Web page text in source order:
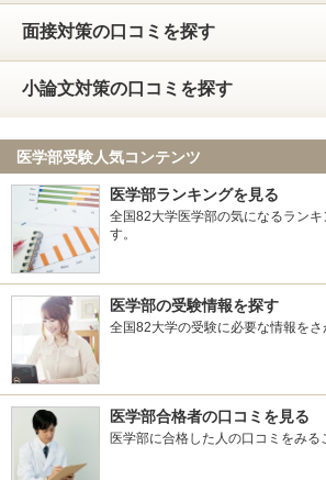
面接対策の口コミを探す
小論文対策の口コミを探す
医学部受験人気コンテンツ
医学部ランキングを見る
全国82大学医学部の気になるランキ
す。
医学部の受験情報を探す
全国82大学の受験に必要な情報をさ
医学部合格者の口コミを見る
医学部に合格した人の口コミをみる